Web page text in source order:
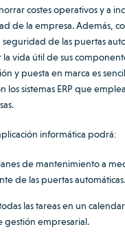
costes operativos y a
de la empresa. Además,
seguridad de las puertas
vida útil de sus
y puesta en marca es
los sistemas ERP que
informática podrá:
de mantenimiento a
de las puertas automáticas.
las tareas en un
gestión empresarial.